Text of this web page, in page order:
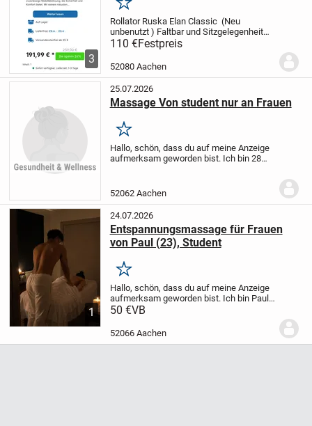
3
Merken
Rollator Ruska Elan Classic (Neu
unbenutzt ) Faltbar und Sitzgelegenheit
und Tasche der Rollator ist sehr leicht
110 €Festpreis
52080 Aachen
25.07.2026
Massage Von student nur an Frauen
Merken
Hallo, schön, dass du auf meine Anzeige
aufmerksam geworden bist. Ich bin 28
professionelle Wellness- und...
52062 Aachen
1
24.07.2026
Entspannungsmassage für Frauen
von Paul (23), Student
Merken
Hallo, schön, dass du auf meine Anzeige
aufmerksam geworden bist. Ich bin Paul,
23 Jahre alt und Student. Um mir neben
biete ich professionelle Wellness- und...
50 €VB
52066 Aachen